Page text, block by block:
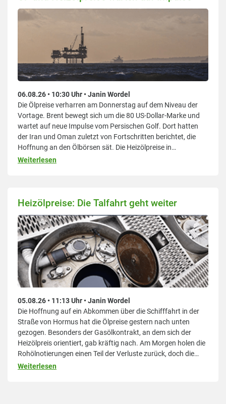
06.08.26 • 10:30 Uhr • Janin Wordel
Die Ölpreise verharren am Donnerstag auf dem Niveau der
Vortage. Brent bewegt sich um die 80 US-Dollar-Marke und
wartet auf neue Impulse vom Persischen Golf. Dort hatten
der Iran und Oman zuletzt von Fortschritten berichtet, die
Hoffnung an den Ölbörsen sät. Die Heizölpreise in
Deutschland, Österreich und der Schweiz bewegen sich am
Weiterlesen
Heizölpreise: Die Talfahrt geht weiter
05.08.26 • 11:13 Uhr • Janin Wordel
Die Hoffnung auf ein Abkommen über die Schifffahrt in der
Straße von Hormus hat die Ölpreise gestern nach unten
gezogen. Besonders der Gasölkontrakt, an dem sich der
Heizölpreis orientiert, gab kräftig nach. Am Morgen holen die
Rohölnotierungen einen Teil der Verluste zurück, doch die
Entspannungsfantasie prägt den Handel weiter. Die
Weiterlesen